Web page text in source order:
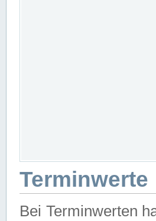
Terminwerte
Bei Terminwerten